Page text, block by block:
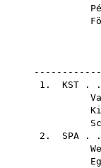
1. KST .
2. SPA .